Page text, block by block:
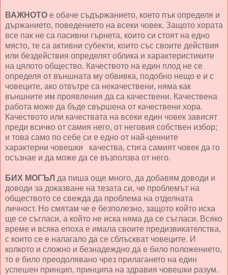
ВАЖНОТО е обаче съдържанието, което пък определя и
държанието, поведението на всеки човек. Защото хората
все пак не са пасивни гърнета, които си стоят на едно
място, те са активни субекти, които със своите действия
или бездействия определят облика и характеристиките
на цялото общество. Качеството на един плод не се
определя от външната му обвивка, подобно нещо е и с
човеците, ако отвътре са некачествени, няма как
външните им проявления да са качествени. Качествена
работа може да бъде свършена от качествени хора.
Качеството или качествата на всеки един човек зависят
преди всичко от самия него, от неговия собствен избор;
и това само по себе си е едно от най-ценните
характерни човешки качества, стига самият човек да го
осъзнае и да може да се възползва от него.
БИХ МОГЪЛ да пиша още много, да добавям доводи и
доводи за доказване на тезата си, че проблемът на
обществото се свежда да проблема на отделната
личност. Но смятам че е безполезно, защото който иска
ще се съгласи, а който не иска няма да се съгласи. Всяко
време и всяка епоха е имала своите предизвикателства,
с които се е налагало да се сблъскват човеците. И
колкото и сложно и безнадеждно да е било положението,
то е било преодолявано чрез прилагането на един
успешен принцип, принципа на здравия човешки разум.